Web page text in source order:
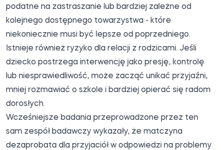
podatne na zastraszanie lub bardziej zależne od
kolejnego dostępnego towarzystwa - które
niekoniecznie musi być lepsze od poprzedniego.
Istnieje również ryzyko dla relacji z rodzicami. Jeśli
dziecko postrzega interwencję jako presję, kontrolę
lub niesprawiedliwość, może zacząć unikać przyjaźni,
mniej rozmawiać o szkole i bardziej opierać się radom
dorosłych.
Wcześniejsze badania przeprowadzone przez ten
sam zespół badawczy wykazały, że matczyna
dezaprobata dla przyjaciół w odpowiedzi na problemy